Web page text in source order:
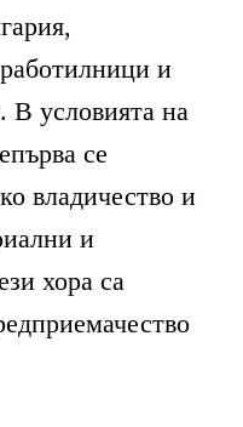
и
В условията на
се
владичество и
и
хора са